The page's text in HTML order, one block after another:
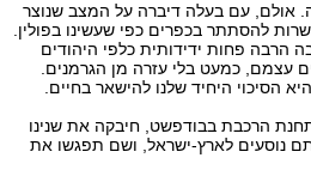
אולם, עם בעלה דיברה על המצב שנוצר
להסתתר בכפרים כפי שעשינו בפולין.
הרבה פחות ידידותית כלפי היהודים
עצמם, כמעט בלי עזרה מן הגרמנים.
הסיכוי היחיד שלנו להישאר בחיים.
הדודה לתחנת הרכבת בבודפשט, חיבקה את שנינו
נוסעים לארץ-ישראל, ושם תפגשו את